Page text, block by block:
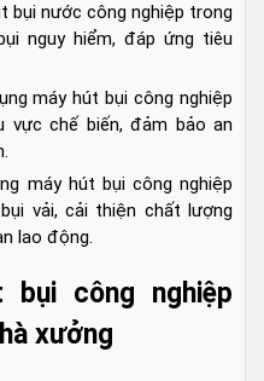
bụi nước công nghiệp trong
nguy hiểm, đáp ứng tiêu
máy hút bụi công nghiệp
vực chế biến, đảm bảo an
máy hút bụi công nghiệp
vải, cải thiện chất lượng
lao động.
công nghiệp
xưởng